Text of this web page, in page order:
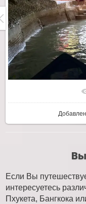
Вы
Если Вы
интересуетесь
Пхукета, Бангкока